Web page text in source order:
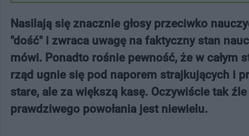
Nasilają się znacznie głosy przeciwko
"dość" i zwraca uwagę na faktyczny stan
mówi. Ponadto rośnie pewność, że w całym
rząd ugnie się pod naporem strajkujących i
stare, ale za większą kasę. Oczywiście tak
prawdziwego powołania jest niewielu.